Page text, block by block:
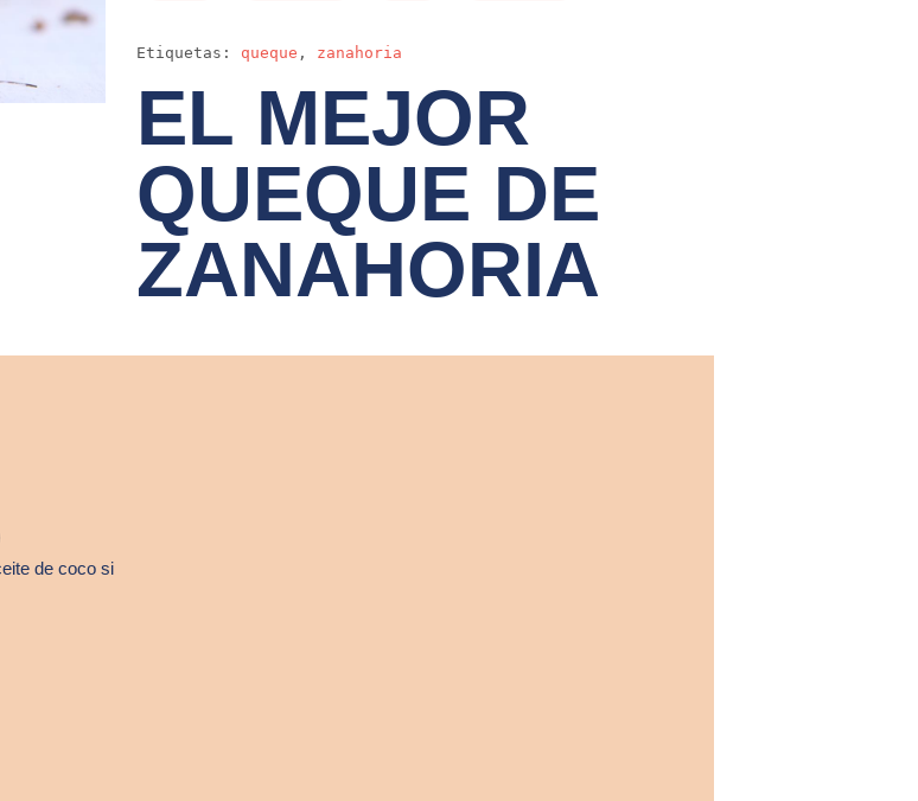
Etiquetas: queque , zanahoria
EL MEJOR
QUEQUE DE
ZANAHORIA
de coco si